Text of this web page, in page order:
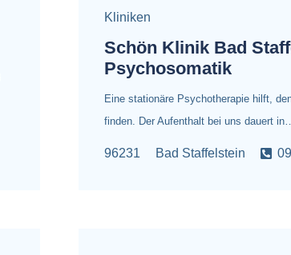
Kliniken
Schön Klinik Bad
Psychosomatik
Eine stationäre Psychotherapie hilft,
finden. Der Aufenthalt bei uns dauert
96231 Bad Staffelstein